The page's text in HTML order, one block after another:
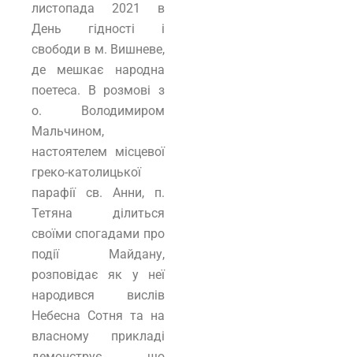
листопада 2021 в
День гідності і
свободи в м. Вишневе,
де мешкає народна
поетеса. В розмові з
о. Володимиром
Мальчином,
настоятелем місцевої
греко-католицької
парафії св. Анни, п.
Тетяна ділиться
своїми спогадами про
події Майдану,
розповідає як у неї
народився вислів
Небесна Сотня та на
власному прикладі